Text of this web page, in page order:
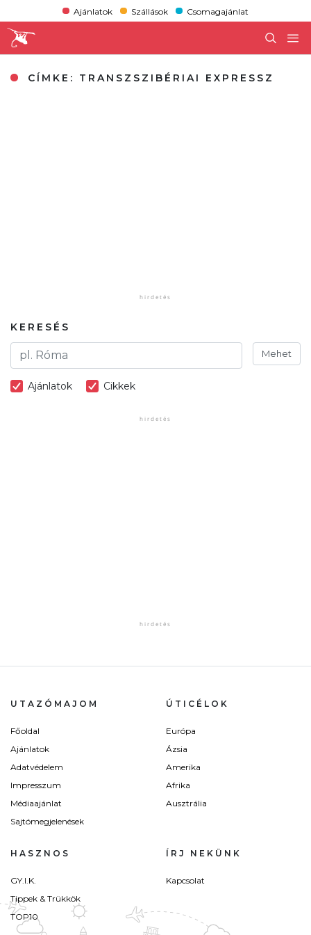
Ajánlatok Szállások Csomagajánlat
CÍMKE: TRANSZSZIBÉRIAI EXPRESSZ
KERESÉS
Mehet
Ajánlatok Cikkek
UTAZÓMAJOM
Főoldal
Ajánlatok
Adatvédelem
Impresszum
Médiaajánlat
Sajtómegjelenések
ÚTICÉLOK
Európa
Ázsia
Amerika
Afrika
Ausztrália
HASZNOS
GY.I.K.
Tippek & Trükkök
TOP10
ÍRJ NEKÜNK
Kapcsolat